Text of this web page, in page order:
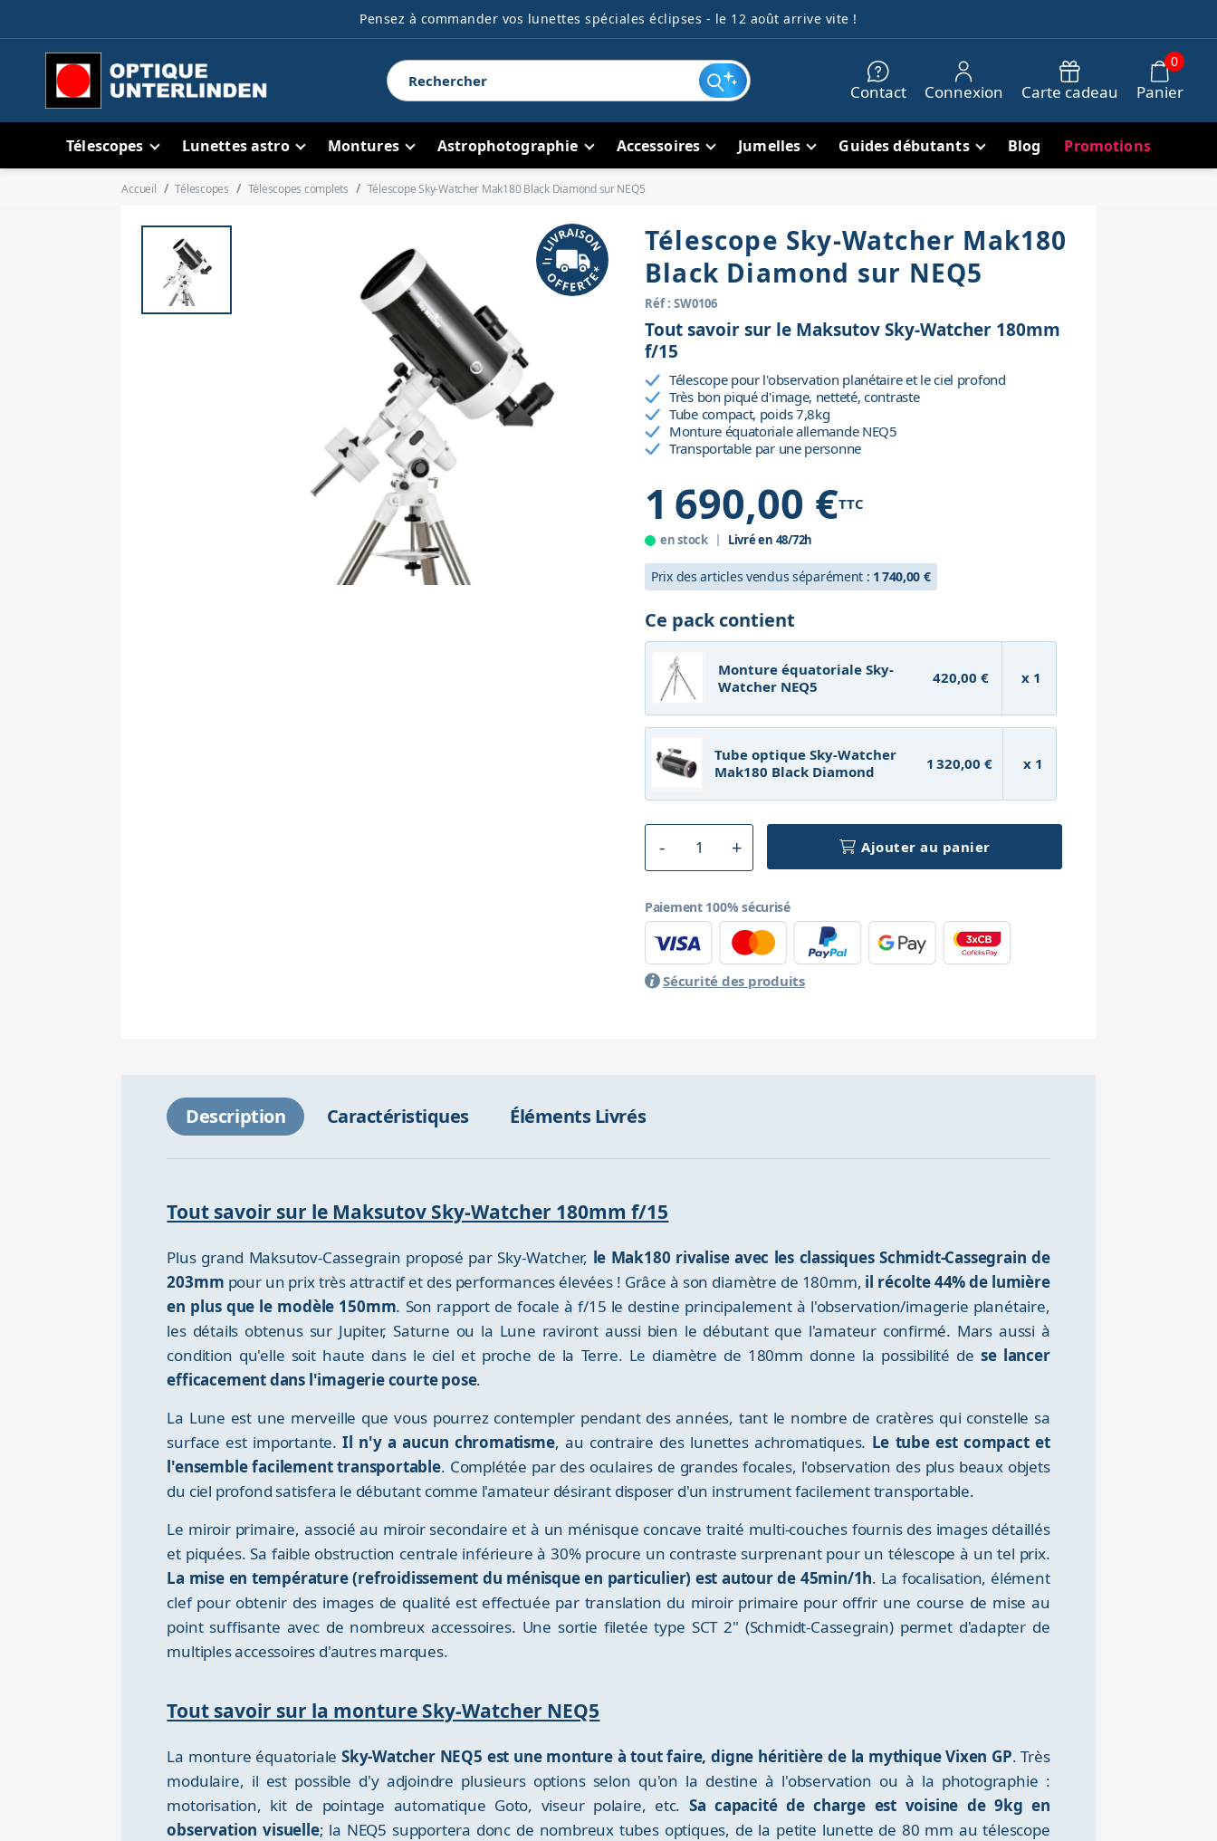
Pensez à commander vos lunettes spéciales éclipses - le 12 août arrive vite !
Contact Connexion Carte cadeau Panier
0
Télescopes Lunettes astro Montures Astrophotographie Accessoires Jumelles Guides débutants Blog Promotions
Accueil Télescopes Télescopes complets Télescope Sky-Watcher Mak180 Black Diamond sur NEQ5
Télescope Sky-Watcher Mak180
Black Diamond sur NEQ5
Réf : SW0106
Tout savoir sur le Maksutov Sky-Watcher 180mm
f/15
Télescope pour l'observation planétaire et le ciel profond
Très bon piqué d'image, netteté, contraste
Tube compact, poids 7,8kg
Monture équatoriale allemande NEQ5
Transportable par une personne
1 690,00 €TTC
en stock Livré en 48/72h
Prix des articles vendus séparément : 1 740,00 €
Ce pack contient
Monture équatoriale Sky-
Watcher NEQ5
420,00 € x 1
Tube optique Sky-Watcher
Mak180 Black Diamond
1 320,00 € x 1
Ajouter au panier
Paiement 100% sécurisé
Sécurité des produits
Description Caractéristiques Éléments Livrés
Tout savoir sur le Maksutov Sky-Watcher 180mm f/15
Plus grand Maksutov-Cassegrain proposé par Sky-Watcher, le Mak180 rivalise avec les classiques Schmidt-Cassegrain de
203mm pour un prix très attractif et des performances élevées ! Grâce à son diamètre de 180mm, il récolte 44% de lumière
en plus que le modèle 150mm. Son rapport de focale à f/15 le destine principalement à l'observation/imagerie planétaire,
les détails obtenus sur Jupiter, Saturne ou la Lune raviront aussi bien le débutant que l'amateur confirmé. Mars aussi à
condition qu'elle soit haute dans le ciel et proche de la Terre. Le diamètre de 180mm donne la possibilité de se lancer
efficacement dans l'imagerie courte pose.
La Lune est une merveille que vous pourrez contempler pendant des années, tant le nombre de cratères qui constelle sa
surface est importante.Il n'y a aucun chromatisme, au contraire des lunettes achromatiques. Le tube est compact et
l'ensemble facilement transportable. Complétée par des oculaires de grandes focales, l'observation des plus beaux objets
du ciel profond satisfera le débutant comme l'amateur désirant disposer d'un instrument facilement transportable.
Le miroir primaire, associé au miroir secondaire et à un ménisque concave traité multi-couches fournis des images détaillés
et piquées. Sa faible obstruction centrale inférieure à 30% procure un contraste surprenant pour un télescope à un tel prix.
La mise en température (refroidissement du ménisque en particulier) est autour de 45min/1h. La focalisation, élément
clef pour obtenir des images de qualité est effectuée par translation du miroir primaire pour offrir une course de mise au
point suffisante avec de nombreux accessoires. Une sortie filetée type SCT 2" (Schmidt-Cassegrain) permet d'adapter de
multiples accessoires d'autres marques.
Tout savoir sur la monture Sky-Watcher NEQ5
La monture équatoriale Sky-Watcher NEQ5 est une monture à tout faire, digne héritière de la mythique Vixen GP. Très
modulaire, il est possible d'y adjoindre plusieurs options selon qu'on la destine à l'observation ou à la photographie :
motorisation, kit de pointage automatique Goto, viseur polaire, etc. Sa capacité de charge est voisine de 9kg en
observation visuelle; la NEQ5 supportera donc de nombreux tubes optiques, de la petite lunette de 80 mm au télescope